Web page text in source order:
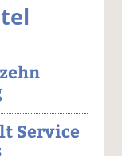
Service